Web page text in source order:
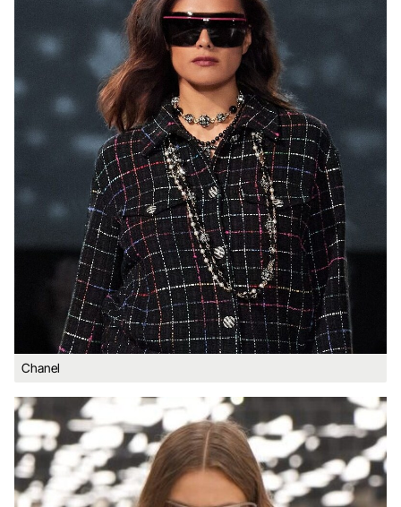
Chanel